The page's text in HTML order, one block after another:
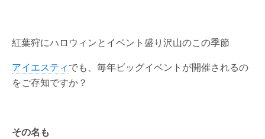
紅葉狩にハロウィンとイベント盛り沢山のこの季節
アイエスティでも、毎年ビッグイベントが開催されるの
をご存知ですか？
その名も